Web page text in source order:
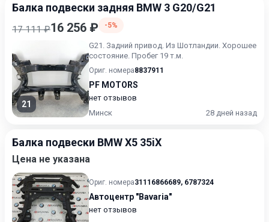
Балка подвески задняя BMW 3 G20/G21
17 111 ₽16 256 ₽ -5%
21
G21. Задний привод. Из Шотландии. Хорошее
состояние. Пробег 19 т.м.
Ориг. номера8837911
PF MOTORS
нет отзывов
Минск
28 дней назад
Балка подвески BMW X5 35iX
Цена не указана
Ориг. номера31116866689, 6787324
Автоцентр "Bavaria"
нет отзывов